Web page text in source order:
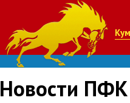
Новости